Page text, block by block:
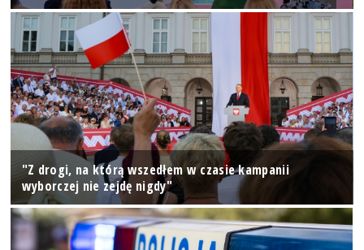
"Z drogi, na którą wszedłem w czasie kampanii
wyborczej nie zejdę nigdy"